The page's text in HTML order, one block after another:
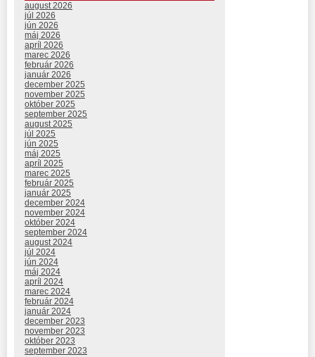
august 2026
júl 2026
jún 2026
máj 2026
apríl 2026
marec 2026
február 2026
január 2026
december 2025
november 2025
október 2025
september 2025
august 2025
júl 2025
jún 2025
máj 2025
apríl 2025
marec 2025
február 2025
január 2025
december 2024
november 2024
október 2024
september 2024
august 2024
júl 2024
jún 2024
máj 2024
apríl 2024
marec 2024
február 2024
január 2024
december 2023
november 2023
október 2023
september 2023